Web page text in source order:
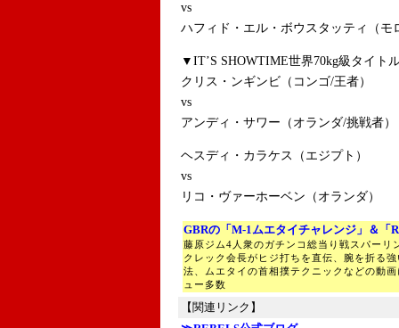
vs
ハフィド・エル・ボウスタッティ（モ
▼IT’S SHOWTIME世界70kg級タイト
クリス・ンギンビ（コンゴ/王者）
vs
アンディ・サワー（オランダ/挑戦者）
ヘスディ・カラケス（エジプト）
vs
リコ・ヴァーホーベン（オランダ）
GBRの「M-1ムエタイチャレンジ」＆「
藤原ジム4人衆のガチンコ総当り戦スパーリ
クレック会長がヒジ打ちを直伝、腕を折る
法、ムエタイの首相撲テクニックなどの動
ュー多数
【関連リンク】